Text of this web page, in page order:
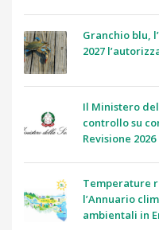
Granchio blu,
2027
Il Ministero
controllo su
Revisione 2026
Temperature
l’Annuario
ambientali in